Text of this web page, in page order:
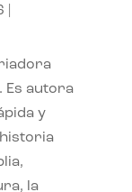
Es autora
y
la